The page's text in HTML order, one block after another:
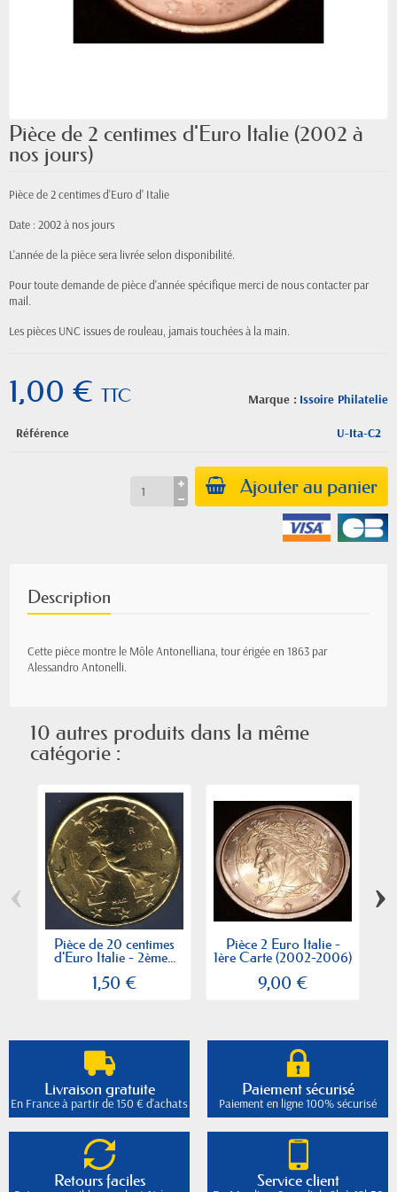
Pièce de 2 centimes d'Euro Italie (2002 à
nos jours)
Pièce de 2 centimes d'Euro d' Italie
Date : 2002 à nos jours
L'année de la pièce sera livrée selon disponibilité.
Pour toute demande de pièce d'année spécifique merci de nous contacter par
mail.
Les pièces UNC issues de rouleau, jamais touchées à la main.
Marque : Issoire Philatelie
1,00 € TTC
Référence U-Ita-C2
Ajouter au panier
Description
Cette pièce montre le Môle Antonelliana, tour érigée en 1863 par
Alessandro Antonelli.
10 autres produits dans la même
catégorie :
Pièce de 20 centimes
d'Euro Italie - 2ème...
1,50 €
Pièce 2 Euro Italie -
1ère Carte (2002-2006)
9,00 €
‹ ›
Livraison gratuite
En France à partir de 150 € d'achats
Paiement sécurisé
Paiement en ligne 100% sécurisé
Retours faciles Service client